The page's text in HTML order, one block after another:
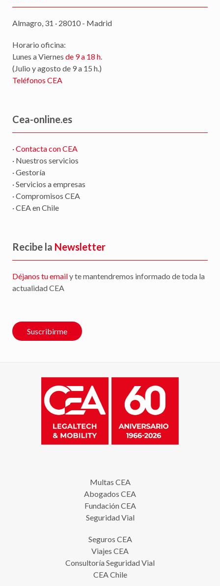
Almagro, 31 · 28010 - Madrid
Horario oficina:
Lunes a Viernes de 9 a 18 h.
(Julio y agosto de 9 a 15 h.)
Teléfonos CEA
Cea-online.es
·Contacta con CEA
· Nuestros servicios
· Gestoría
· Servicios a empresas
· Compromisos CEA
· CEA en Chile
Recibe la Newsletter
Déjanos tu emaily te mantendremos informado de toda la
actualidad CEA
Suscribirme
Multas CEA
Abogados CEA
Fundación CEA
Seguridad Vial
Seguros CEA
Viajes CEA
Consultoría Seguridad Vial
CEA Chile